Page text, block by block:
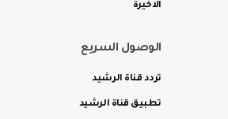
الاخيرة
الوصول السريع
تردد قناة الرشيد
تطبيق قناة الرشيد